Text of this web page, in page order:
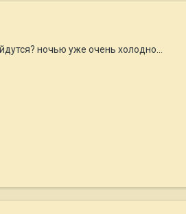
ночью уже очень холодно...